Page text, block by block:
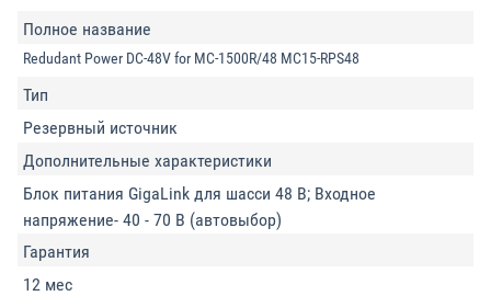
Полное название
Redudant Power DC-48V for MC-1500R/48 MC15-RPS48
Тип
Резервный источник
Дополнительные характеристики
Блок питания GigaLink для шасси 48 В; Входное
напряжение- 40 - 70 В (автовыбор)
Гарантия
12 мес